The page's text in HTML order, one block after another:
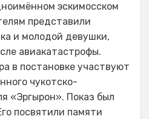
эскимосском
представили
и молодой девушки,
авиакатастрофы.
в постановке участвуют
чукотско-
«Эргырон». Показ был
посвятили памяти